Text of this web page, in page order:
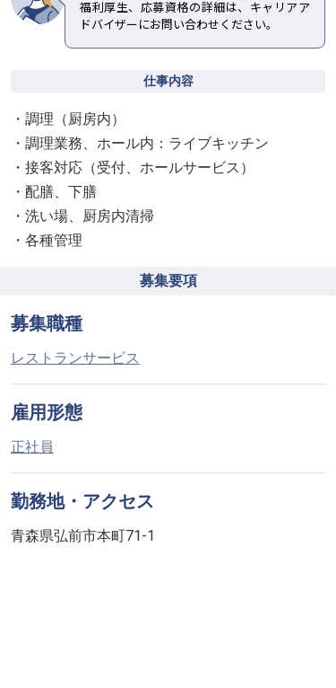
福利厚生、応募資格の詳細は、キャリアア
ドバイザーにお問い合わせください。
仕事内容
・調理（厨房内）
・調理業務、ホール内：ライブキッチン
・接客対応（受付、ホールサービス）
・配膳、下膳
・洗い場、厨房内清掃
・各種管理
募集要項
募集職種
レストランサービス
雇用形態
正社員
勤務地・アクセス
青森県弘前市本町71-1